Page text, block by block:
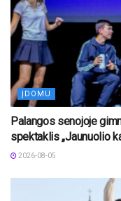
ĮDOMU
Palangos senojoje
spektaklis „Jaunuolio
2026-08-05